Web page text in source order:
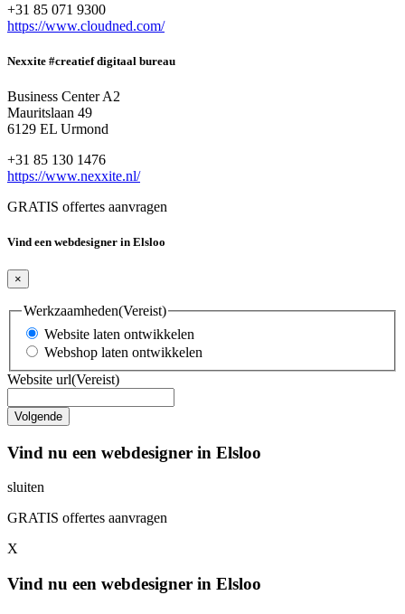
+31 85 071 9300
https://www.cloudned.com/
Nexxite #creatief digitaal bureau
Business Center A2
Mauritslaan 49
6129 EL Urmond
+31 85 130 1476
https://www.nexxite.nl/
GRATIS offertes aanvragen
Vind een webdesigner in Elsloo
×
Werkzaamheden(Vereist)
Website laten ontwikkelen
Webshop laten ontwikkelen
Website url(Vereist)
Vind nu een webdesigner in Elsloo
sluiten
GRATIS offertes aanvragen
X
Vind nu een webdesigner in Elsloo